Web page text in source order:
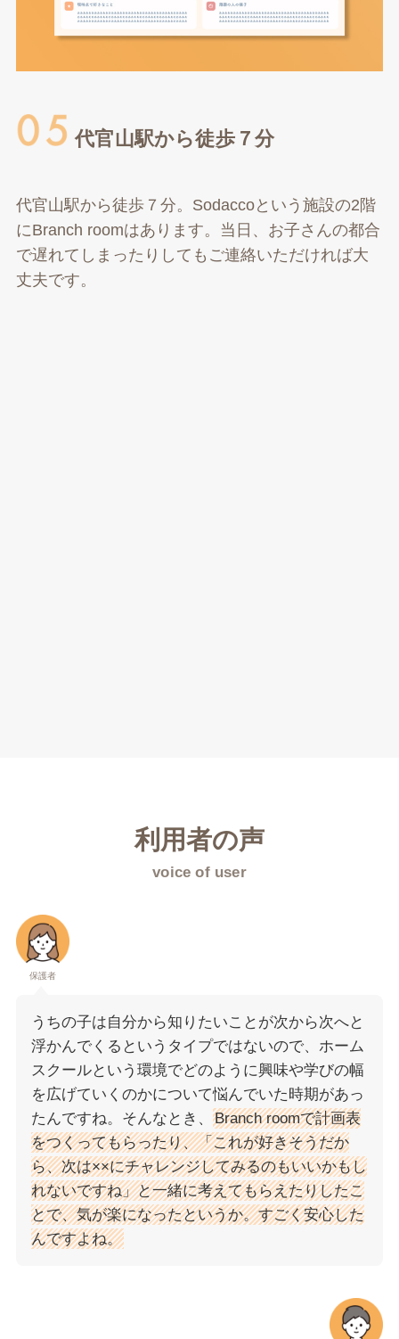
代官山駅から徒歩７分
代官山駅から徒歩７分。Sodaccoという施設の2階
にBranch roomはあります。当日、お子さんの都合
で遅れてしまったりしてもご連絡いただければ大
丈夫です。
利用者の声
voice of user
保護者
うちの子は自分から知りたいことが次から次へと
浮かんでくるというタイプではないので、ホーム
スクールという環境でどのように興味や学びの幅
を広げていくのかについて悩んでいた時期があっ
たんですね。そんなとき、
Branch roomで計画表
をつくってもらったり、「これが好きそうだか
ら、次は××にチャレンジしてみるのもいいかもし
れないですね」と一緒に考えてもらえたりしたこ
とで、気が楽になったというか。すごく安心した
んですよね。